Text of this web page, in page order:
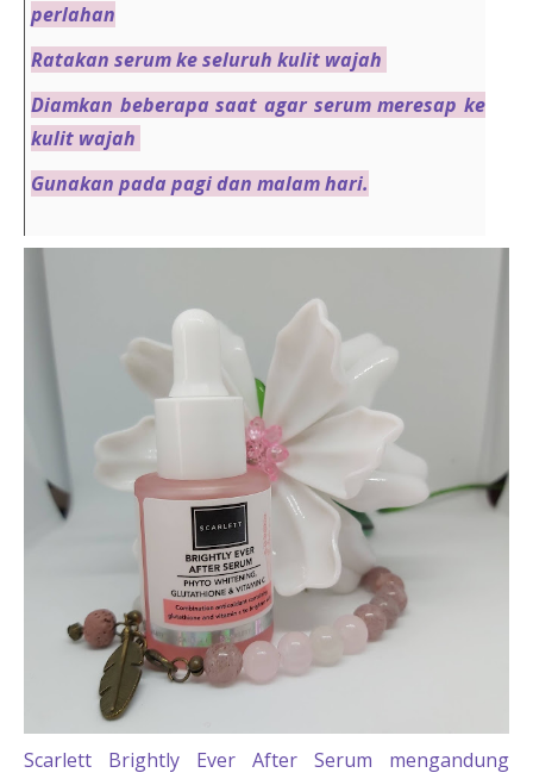
perlahan
Ratakan serum ke seluruh kulit wajah
Diamkan beberapa saat agar serum meresap ke
kulit wajah
Gunakan pada pagi dan malam hari.
Scarlett Brightly Ever After Serum mengandung